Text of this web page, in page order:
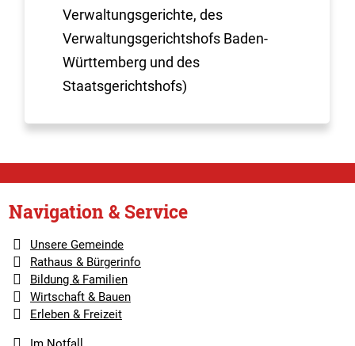
Verwaltungsgerichte, des
Verwaltungsgerichtshofs Baden-
Württemberg und des
Staatsgerichtshofs)
Navigation & Service
Unsere Gemeinde
Rathaus & Bürgerinfo
Bildung & Familien
Wirtschaft & Bauen
Erleben & Freizeit